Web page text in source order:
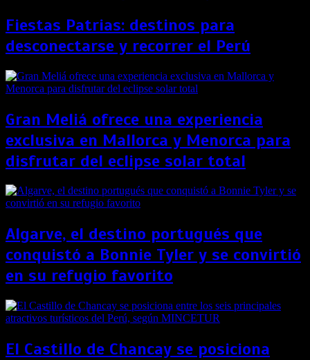
Fiestas Patrias: destinos para
desconectarse y recorrer el Perú
Gran Meliá ofrece una experiencia
exclusiva en Mallorca y Menorca para
disfrutar del eclipse solar total
Algarve, el destino portugués que
conquistó a Bonnie Tyler y se convirtió
en su refugio favorito
El Castillo de Chancay se posiciona